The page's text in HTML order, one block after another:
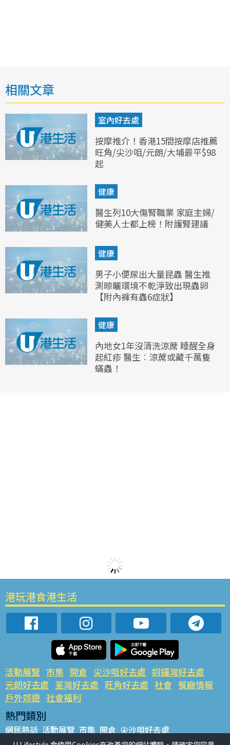
相關文章
室內好去處
按摩推介！香港15間按摩店推薦
旺角/尖沙咀/元朗/大埔最平$98
起
健康
醫生列10大傷腎職業 家庭主婦/
健美人士都上榜！附護腎建議
健康
男子小便尿出大量昆蟲 醫生推
測晾曬環境不乾淨致出現蟲卵
【附內褲有蟲6症狀】
健康
內地女1年沒清洗涼蓆 睡醒全身
起紅疹 醫生︰涼蓆或藏千萬隻
蟎蟲！
港玩港食港生活
活動展覽 市集 開倉 尖沙咀好去處 銅鑼灣好去處
元朗好去處 荃灣好去處 旺角好去處 社會 餐廳情報
戶外郊遊 社會福利
熱門類別
網民熱話 活動展覽 市集 開倉 尖沙咀好去處
銅鑼灣好去處 元朗好去處 荃灣好去處 旺角好去處 社會